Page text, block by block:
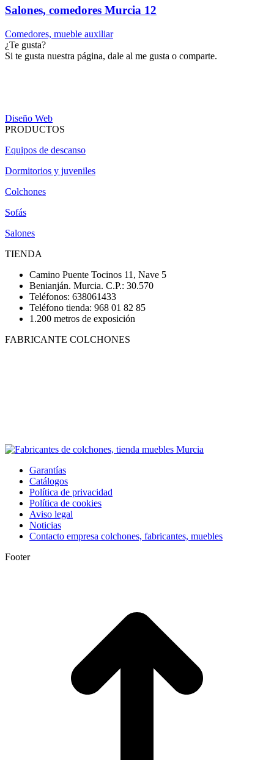
Salones, comedores Murcia 12
Comedores, mueble auxiliar
¿Te gusta?
Si te gusta nuestra página, dale al me gusta o comparte.
Diseño Web
PRODUCTOS
Equipos de descanso
Dormitorios y juveniles
Colchones
Sofás
Salones
TIENDA
Camino Puente Tocinos 11, Nave 5
Benianján. Murcia. C.P.: 30.570
Teléfonos: 638061433
Teléfono tienda: 968 01 82 85
1.200 metros de exposición
FABRICANTE COLCHONES
Garantías
Catálogos
Política de privacidad
Política de cookies
Aviso legal
Noticias
Contacto empresa colchones, fabricantes, muebles
Footer